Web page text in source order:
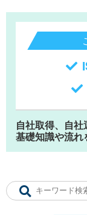
自社取得、自
基礎知識や流れ